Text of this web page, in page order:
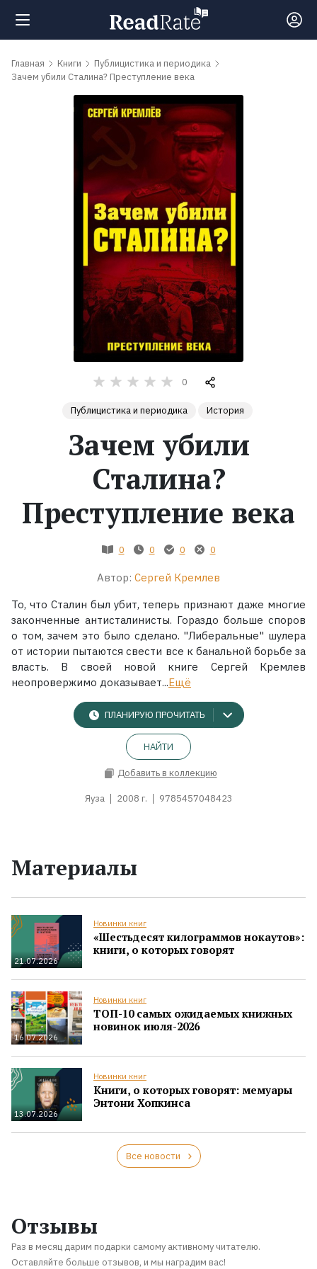
Поиск
обсуждаемые
Главная Книги
Публицистика и периодика
Зачем убили Сталина? Преступление века
0
Публицистика и периодика История
Зачем убили
Сталина?
Преступление века
0 0 0 0
Автор: Сергей Кремлев
То, что Сталин был убит, теперь признают даже многие
законченные антисталинисты. Гораздо больше споров
о том, зачем это было сделано. "Либеральные" шулера
от истории пытаются свести все к банальной борьбе за
власть. В своей новой книге Сергей Кремлев
неопровержимо доказывает...Ещё
ПЛАНИРУЮ ПРОЧИТАТЬ
НАЙТИ
Добавить в коллекцию
Яуза 2008 г. 9785457048423
Материалы
21.07.2026
Новинки книг
«Шестьдесят килограммов нокаутов»:
книги, о которых говорят
16.07.2026
Новинки книг
ТОП-10 самых ожидаемых книжных
новинок июля-2026
13.07.2026
Новинки книг
Книги, о которых говорят: мемуары
Энтони Хопкинса
Все новости
Отзывы
Раз в месяц дарим подарки самому активному читателю.
Оставляйте больше отзывов, и мы наградим вас!